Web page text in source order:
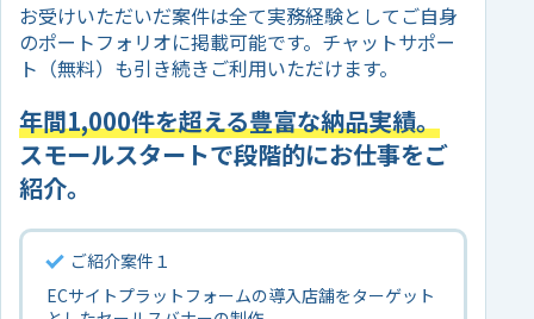
お受けいただいだ案件は全て実務経験としてご自身
のポートフォリオに掲載可能です。チャットサポー
ト（無料）も引き続きご利用いただけます。
年間1,000件を超える豊富な納品実績。
スモールスタートで段階的にお仕事をご
紹介。
ご紹介案件１
ECサイトプラットフォームの導入店舗をターゲット